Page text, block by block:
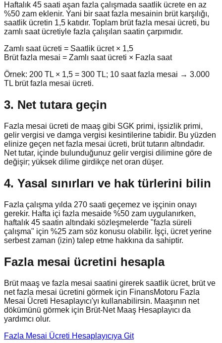
Haftalık 45 saati aşan fazla çalışmada saatlik ücrete en az
%50 zam eklenir. Yani bir saat fazla mesainin brüt karşılığı,
saatlik ücretin 1,5 katıdır. Toplam brüt fazla mesai ücreti, bu
zamlı saat ücretiyle fazla çalışılan saatin çarpımıdır.
Zamlı saat ücreti = Saatlik ücret × 1,5
Brüt fazla mesai = Zamlı saat ücreti × Fazla saat
Örnek: 200 TL × 1,5 = 300 TL; 10 saat fazla mesai → 3.000
TL brüt fazla mesai ücreti.
3. Net tutara geçin
Fazla mesai ücreti de maaş gibi SGK primi, işsizlik primi,
gelir vergisi ve damga vergisi kesintilerine tabidir. Bu yüzden
elinize geçen net fazla mesai ücreti, brüt tutarın altındadır.
Net tutar, içinde bulunduğunuz gelir vergisi dilimine göre de
değişir; yüksek dilime girdikçe net oran düşer.
4. Yasal sınırları ve hak türlerini bilin
Fazla çalışma yılda 270 saati geçemez ve işçinin onayı
gerekir. Hafta içi fazla mesaide %50 zam uygulanırken,
haftalık 45 saatin altındaki sözleşmelerde "fazla süreli
çalışma" için %25 zam söz konusu olabilir. İşçi, ücret yerine
serbest zaman (izin) talep etme hakkına da sahiptir.
Fazla mesai ücretini hesapla
Brüt maaş ve fazla mesai saatini girerek saatlik ücret, brüt ve
net fazla mesai ücretini görmek için FinansMotoru Fazla
Mesai Ücreti Hesaplayıcı'yı kullanabilirsin. Maaşının net
dökümünü görmek için Brüt-Net Maaş Hesaplayıcı da
yardımcı olur.
Fazla Mesai Ücreti Hesaplayıcıya Git